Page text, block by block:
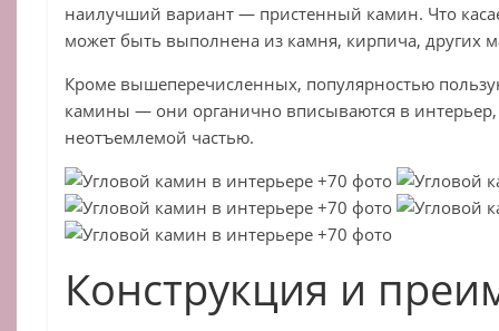
наилучший вариант — пристенный камин. Что
может быть выполнена из камня, кирпича, других
Кроме вышеперечисленных, популярностью
камины — они органично вписываются в интерьер,
неотъемлемой частью.
Конструкция и